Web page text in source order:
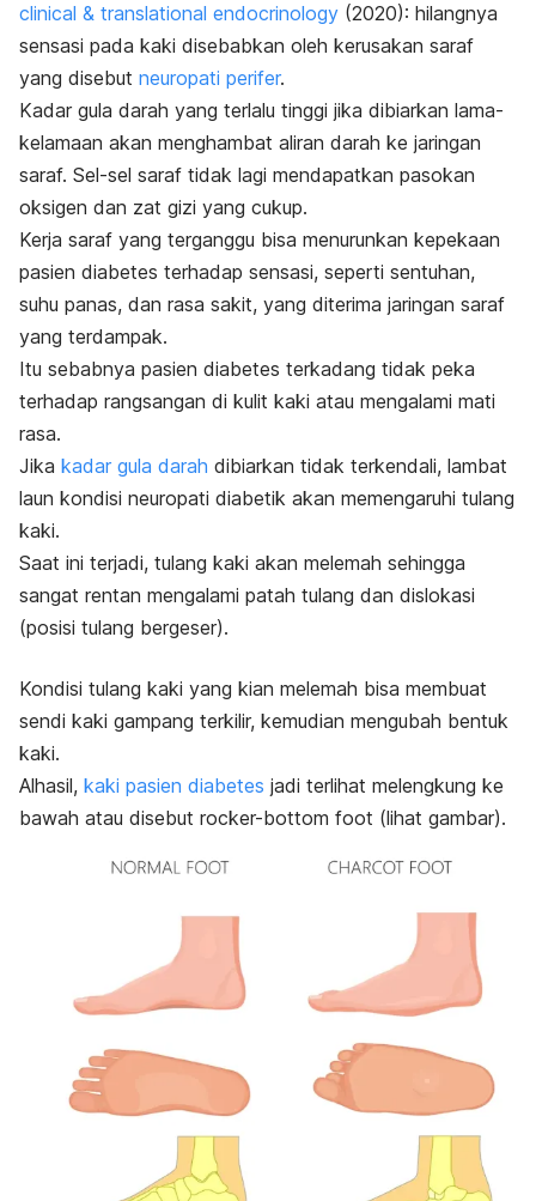
clinical & translational endocrinology (2020): hilangnya
sensasi pada kaki disebabkan oleh kerusakan saraf
yang disebut neuropati perifer.
Kadar gula darah yang terlalu tinggi jika dibiarkan lama-
kelamaan akan menghambat aliran darah ke jaringan
saraf. Sel-sel saraf tidak lagi mendapatkan pasokan
oksigen dan zat gizi yang cukup.
Kerja saraf yang terganggu bisa menurunkan kepekaan
pasien diabetes terhadap sensasi, seperti sentuhan,
suhu panas, dan rasa sakit, yang diterima jaringan saraf
yang terdampak.
Itu sebabnya pasien diabetes terkadang tidak peka
terhadap rangsangan di kulit kaki atau mengalami mati
rasa.
Jika kadar gula darah dibiarkan tidak terkendali, lambat
laun kondisi neuropati diabetik akan memengaruhi tulang
kaki.
Saat ini terjadi, tulang kaki akan melemah sehingga
sangat rentan mengalami patah tulang dan dislokasi
(posisi tulang bergeser).
Kondisi tulang kaki yang kian melemah bisa membuat
sendi kaki gampang terkilir, kemudian mengubah bentuk
kaki.
Alhasil, kaki pasien diabetes jadi terlihat melengkung ke
bawah atau disebut rocker-bottom foot (lihat gambar).